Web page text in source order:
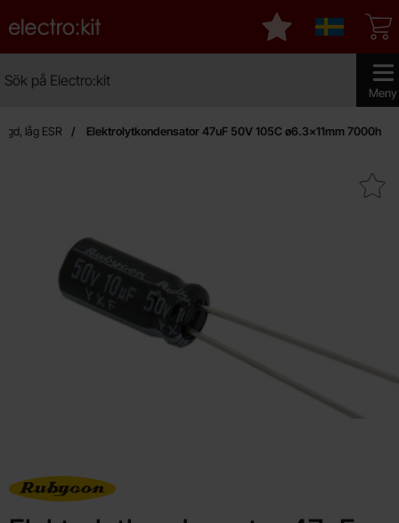
Meny
Startsidan för Electro:kit
Sverige
Mina favoriter
låg ESR Elektrolytkondensator 47uF 50V 105C ø6.3x11mm 7000h
Makera elektrolytkondensator 47uF 50V